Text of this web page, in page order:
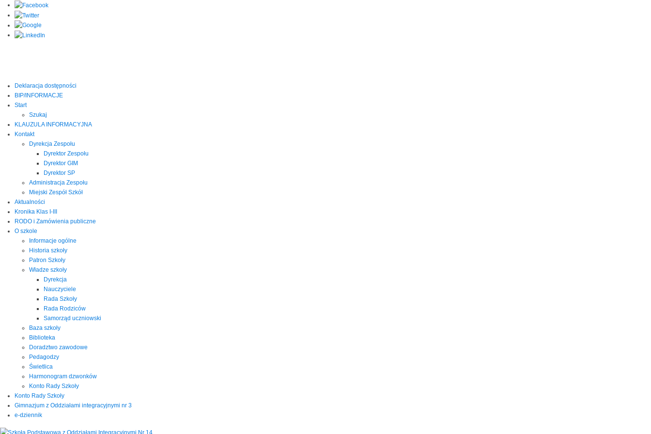
Deklaracja dostępności
BIP/INFORMACJE
Start
Szukaj
KLAUZULA INFORMACYJNA
Kontakt
Dyrekcja Zespołu
Dyrektor Zespołu
Dyrektor GIM
Dyrektor SP
Administracja Zespołu
Miejski Zespół Szkół
Aktualności
Kronika Klas I-III
RODO i Zamówienia publiczne
O szkole
Informacje ogólne
Historia szkoły
Patron Szkoły
Władze szkoły
Dyrekcja
Nauczyciele
Rada Szkoły
Rada Rodziców
Samorząd uczniowski
Baza szkoły
Biblioteka
Doradztwo zawodowe
Pedagodzy
Świetlica
Harmonogram dzwonków
Konto Rady Szkoły
Konto Rady Szkoły
Gimnazjum z Oddziałami integracyjnymi nr 3
e-dziennik